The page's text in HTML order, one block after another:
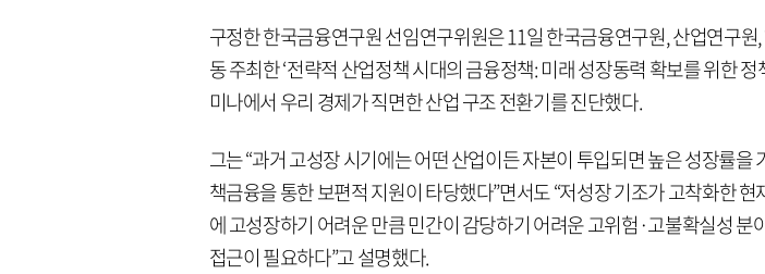
구정한 한국금융연구원 선임연구위원은 11일 한국금융연구원, 산업연구
동 주최한 ‘전략적 산업정책 시대의 금융정책: 미래 성장동력 확보를 위한 정
미나에서 우리 경제가 직면한 산업 구조 전환기를 진단했다.
그는 “과거 고성장 시기에는 어떤 산업이든 자본이 투입되면 높은 성장률을
책금융을 통한 보편적 지원이 타당했다”면서도 “저성장 기조가 고착화한 현
에 고성장하기 어려운 만큼 민간이 감당하기 어려운 고위험·고불확실성 분
접근이 필요하다”고 설명했다.